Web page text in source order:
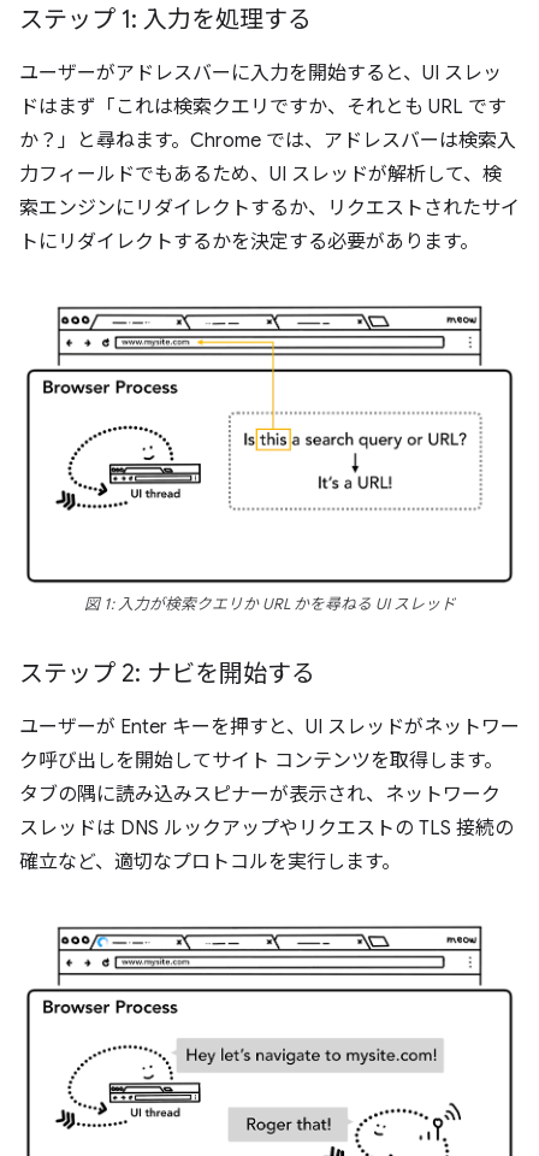
ステップ 1: 入力を処理する
ユーザーがアドレスバーに入力を開始すると、UI スレッ
ドはまず「これは検索クエリですか、それとも URL です
か？」と尋ねます。Chrome では、アドレスバーは検索入
力フィールドでもあるため、UI スレッドが解析して、検
索エンジンにリダイレクトするか、リクエストされたサイ
トにリダイレクトするかを決定する必要があります。
図 1: 入力が検索クエリか URL かを尋ねる UI スレッド
ステップ 2: ナビを開始する
ユーザーが Enter キーを押すと、UI スレッドがネットワー
ク呼び出しを開始してサイト コンテンツを取得します。
タブの隅に読み込みスピナーが表示され、ネットワーク
スレッドは DNS ルックアップやリクエストの TLS 接続の
確立など、適切なプロトコルを実行します。